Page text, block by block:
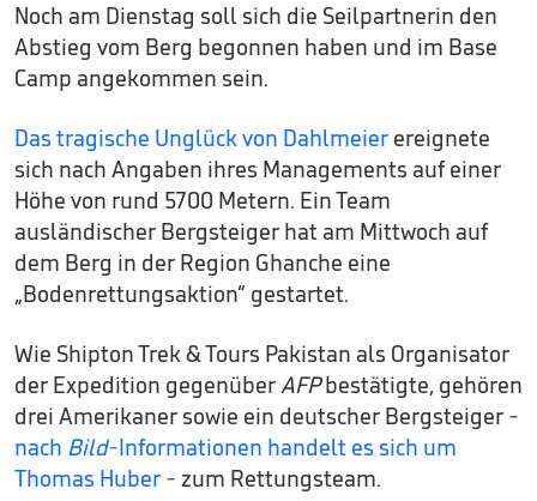
Noch am Dienstag soll sich die Seilpartnerin den
Abstieg vom Berg begonnen haben und im Base
Camp angekommen sein.
Das tragische Unglück von Dahlmeier ereignete
sich nach Angaben ihres Managements auf einer
Höhe von rund 5700 Metern. Ein Team
ausländischer Bergsteiger hat am Mittwoch auf
dem Berg in der Region Ghanche eine
„Bodenrettungsaktion“ gestartet.
Wie Shipton Trek & Tours Pakistan als Organisator
der Expedition gegenüberAFPbestätigte, gehören
drei Amerikaner sowie ein deutscher Bergsteiger -
nach Bild-Informationen handelt es sich um
Thomas Huber - zum Rettungsteam.